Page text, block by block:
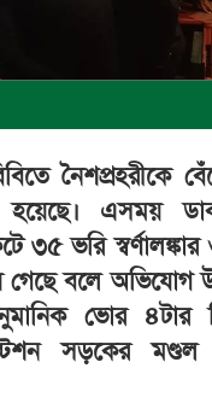
নৈশপ্রহরীকে
এসময়
৩৫ ভরি
গেছে বলে অভিযোগ
ভোর ৪টার
সড়কের মণ্ডল